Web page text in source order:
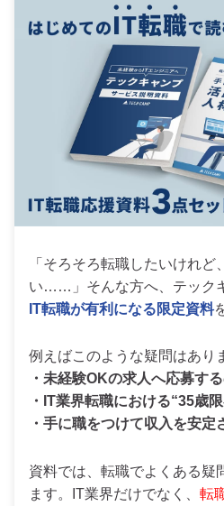
「そろそろ転職したいけれど
い……」そんな方へ、テック
IT転職が有利になる限定資料
例えばこのような疑問はあり
・未経験OKの求人へ応募す
・IT業界転職における“35歳
・手に職をつけて収入を安定
資料では、転職でよくある疑
ます。IT業界だけでなく、 転